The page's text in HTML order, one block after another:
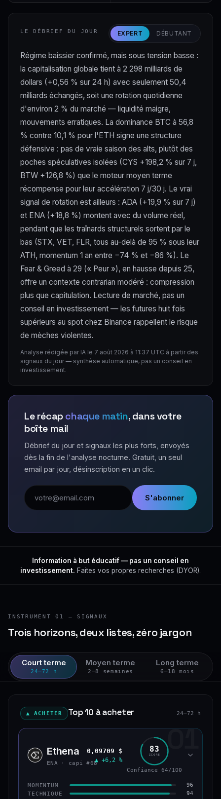
LE DÉBRIEF DU JOUR EXPERT DÉBUTANT
Régime baissier confirmé, mais sous tension basse :
la capitalisation globale tient à 2 298 milliards de
dollars (+0,56 % sur 24 h) avec seulement 50,4
milliards échangés, soit une rotation quotidienne
d'environ 2 % du marché — liquidité maigre,
mouvements erratiques. La dominance BTC à 56,8
% contre 10,1 % pour l'ETH signe une structure
défensive : pas de vraie saison des alts, plutôt des
poches spéculatives isolées (CYS +198,2 % sur 7 j,
BTW +126,8 %) que le moteur moyen terme
récompense pour leur accélération 7 j/30 j. Le vrai
signal de rotation est ailleurs : ADA (+19,9 % sur 7 j)
et ENA (+18,8 %) montent avec du volume réel,
pendant que les traînards structurels sortent par le
bas (STX, VET, FLR, tous au-delà de 95 % sous leur
ATH, momentum 1 an entre −74 % et −86 %). Le
Fear & Greed à 29 (« Peur »), en hausse depuis 25,
offre un contexte contrarian modéré : compression
plus que capitulation. Lecture de marché, pas un
conseil en investissement — les futures huit fois
supérieurs au spot chez Binance rappellent le risque
de mèches violentes.
Analyse rédigée par IA le 7 août 2026 à 11:37 UTC à partir des
signaux du jour — synthèse automatique, pas un conseil en
investissement.
Le récapchaque matin, dans votre
boîte mail
Débrief du jour et signaux les plus forts, envoyés
dès la fin de l'analyse nocturne. Gratuit, un seul
email par jour, désinscription en un clic.
Adresse email
S'abonner
Information à but éducatif — pas un conseil en
investissement. Faites vos propres recherches (DYOR).
INSTRUMENT 01 — SIGNAUX
Trois horizons, deux listes, zéro jargon
Court terme
24–72 h
Moyen terme
2–8 semaines
Long terme
6–18 mois
▲ ACHETER Top 10 à acheter 24–72 h
01
ENA Ethena
ENA · capi #68
0,09709 $
▲ +6,2 %
83
SCORE
Confiance 64/100
MOMENTUM 96
TECHNIQUE 94